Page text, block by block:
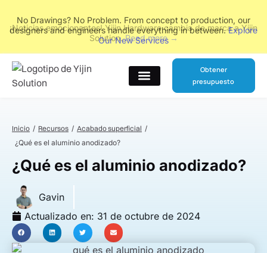
No Drawings? No Problem. From concept to production, our
designers and engineers handle everything in between.Explore
Our New Services
Obtener
presupuesto
Inicio Recursos
Acabado superficial
¿Qué es el aluminio anodizado?
¿Qué es el aluminio anodizado?
Gavin
Actualizado en: 31 de octubre de 2024